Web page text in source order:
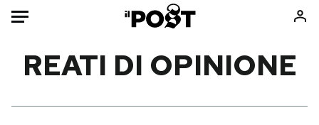
REATI DI OPINIONE